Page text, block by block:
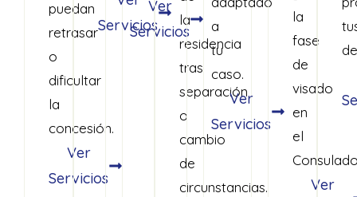
puedan
retrasar
o
dificultar
la
concesión.
Ver
Servicios
Servicios
Ver
Servicios
la
residencia
tras
separación
o
cambio
de
circunstancias.
a
tu
caso.
Ver
Servicios
la
fase
de
visado
en
el
Ver